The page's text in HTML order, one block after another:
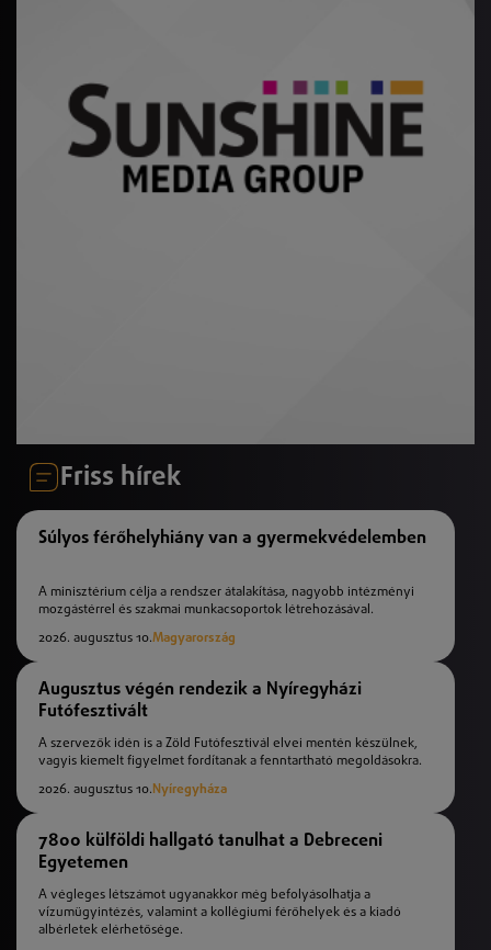
Friss hírek
Súlyos férőhelyhiány van a gyermekvédelemben
A minisztérium célja a rendszer átalakítása, nagyobb intézményi
mozgástérrel és szakmai munkacsoportok létrehozásával.
2026. augusztus 10.Magyarország
Augusztus végén rendezik a Nyíregyházi
Futófesztivált
A szervezők idén is a Zöld Futófesztivál elvei mentén készülnek,
vagyis kiemelt figyelmet fordítanak a fenntartható megoldásokra.
2026. augusztus 10. Nyíregyháza
7800 külföldi hallgató tanulhat a Debreceni
Egyetemen
A végleges létszámot ugyanakkor még befolyásolhatja a
vízumügyintézés, valamint a kollégiumi férőhelyek és a kiadó
albérletek elérhetősége.